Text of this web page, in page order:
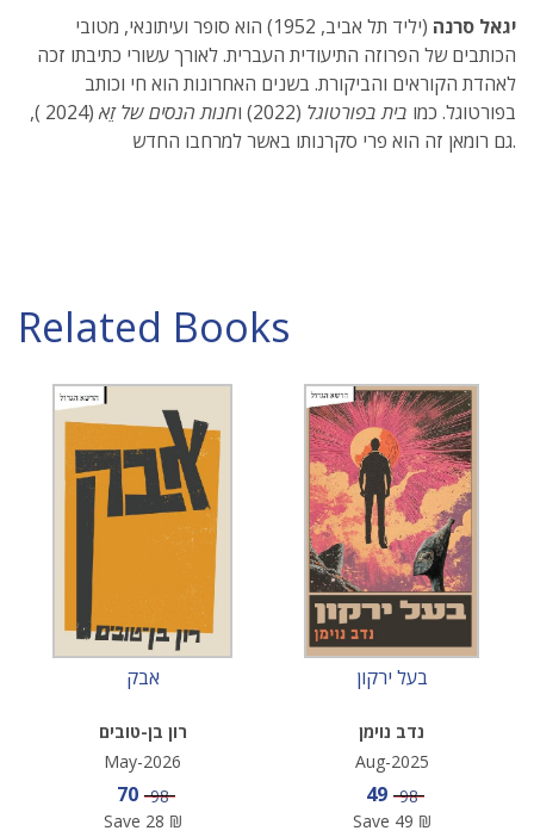
יגאל סרנה
(יליד תל אביב, 1952) הוא סופר ועיתונאי, מטובי
הכותבים של הפרוזה התיעודית העברית. לאורך עשורי כתיבתו זכה
לאהדת הקוראים והביקורת. בשנים האחרונות הוא חי וכותב
בפורטוגל. כמו בית בפורטוגל (2022) ו חנות הנסים של זֵֵא
(2024 ),
גם רומאן זה הוא פרי סקרנותו באשר למרחבו החדש.
Related Books
אבק
רון בן-טובים
May-2026
Sale price
70 Price
98
Save 28 ₪
בעל ירקון
נדב נוימן
Aug-2025
Sale price
49 Price
98
Save 49 ₪